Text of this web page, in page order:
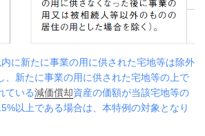
に新たに事業の用に供された宅地等は除外
、新たに事業の用に供された宅地等の上で
ている減価償却資産の価額が当該宅地等の
以上である場合は、本特例の対象となり